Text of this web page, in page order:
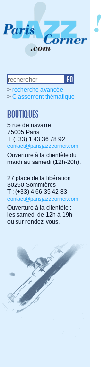
> recherche avancée
> Classement thématique
5 rue de navarre
75005 Paris
T: (+33) 1 43 36 78 92
contact@parisjazzcorner.com
Ouverture à la clientèle du
mardi au samedi (12h-20h).
27 place de la libération
30250 Sommières
T : (+33) 4 66 35 42 83
contact@parisjazzcorner.com
Ouverture à la clientèle :
les samedi de 12h à 19h
ou sur rendez-vous.